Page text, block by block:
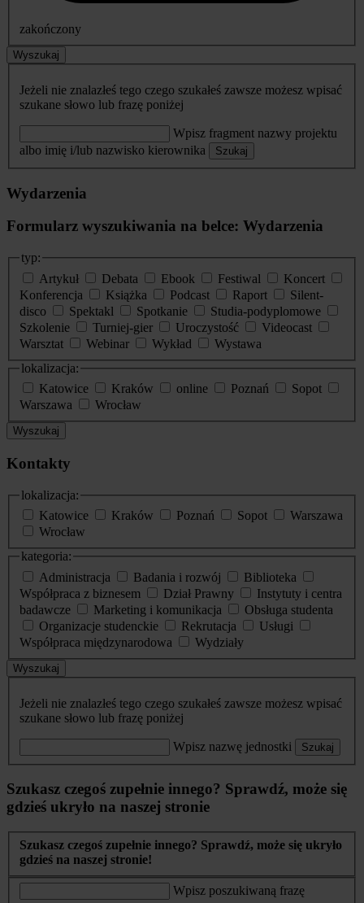
zakończony
Wyszukaj
Jeżeli nie znalazłeś tego czego szukałeś zawsze możesz wpisać
szukane słowo lub frazę poniżej
Wpisz fragment nazwy projektu
albo imię i/lub nazwisko kierownika
Szukaj
Wydarzenia
Formularz wyszukiwania na belce: Wydarzenia
typ:
Artykuł
Debata Ebook Festiwal
Koncert
Konferencja
Książka Podcast Raport
Silent-
disco
Spektakl Spotkanie
Studia-podyplomowe
Szkolenie
Turniej-gier Uroczystość
Videocast
Warsztat
Webinar Wykład
Wystawa
lokalizacja:
Katowice
Kraków online Poznań
Sopot
Warszawa
Wrocław
Wyszukaj
Kontakty
lokalizacja:
Katowice
Kraków Poznań Sopot
Warszawa
Wrocław
kategoria:
Administracja
Badania i rozwój
Biblioteka
Współpraca z biznesem
Dział Prawny
Instytuty i centra
badawcze
Marketing i komunikacja
Obsługa studenta
Organizacje studenckie
Rekrutacja
Usługi
Współpraca międzynarodowa
Wydziały
Wyszukaj
Jeżeli nie znalazłeś tego czego szukałeś zawsze możesz wpisać
szukane słowo lub frazę poniżej
Wpisz nazwę jednostki Szukaj
Szukasz czegoś zupełnie innego? Sprawdź, może się
gdzieś ukryło na naszej stronie
Szukasz czegoś zupełnie innego? Sprawdź, może się ukryło
gdzieś na naszej stronie!
Wpisz poszukiwaną frazę